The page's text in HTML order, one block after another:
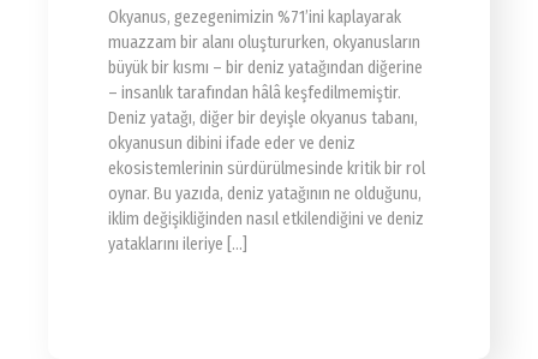
Okyanus, gezegenimizin %71’ini kaplayarak
muazzam bir alanı oluştururken, okyanusların
büyük bir kısmı – bir deniz yatağından diğerine
– insanlık tarafından hâlâ keşfedilmemiştir.
Deniz yatağı, diğer bir deyişle okyanus tabanı,
okyanusun dibini ifade eder ve deniz
ekosistemlerinin sürdürülmesinde kritik bir rol
oynar. Bu yazıda, deniz yatağının ne olduğunu,
iklim değişikliğinden nasıl etkilendiğini ve deniz
yataklarını ileriye […]